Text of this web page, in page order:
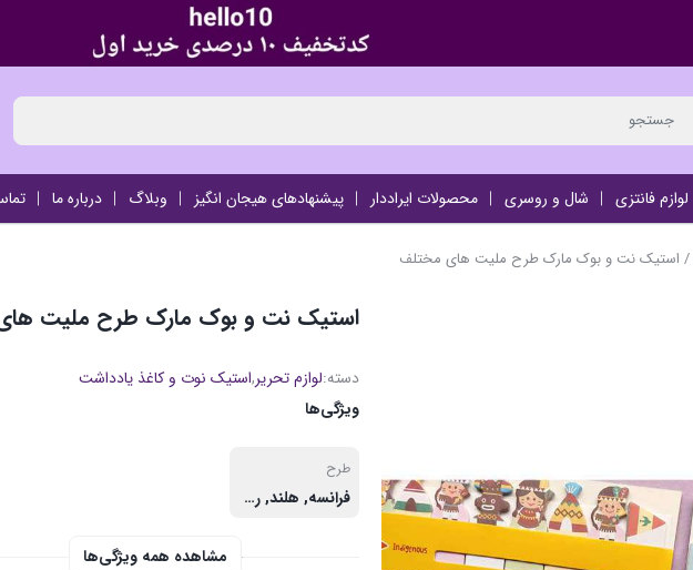
لوازم فانتزی شال و روسری محصولات ایراددار پیشنهادهای هیجان انگیز وبلاگ درباره ما
/ استیک نت و بوک مارک طرح ملیت های مختلف
استیک نت و بوک مارک طرح ملیت
دسته:لوازم تحریر,استیک نوت و کاغذ یادداشت
ویژگی‌ها
طرح
فرانسه, هلند, روسیه, کانادا, سوئد, مردم بومی
مشاهده همه ویژگی‌ها